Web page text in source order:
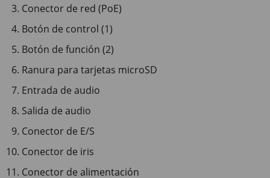
Conector de red (PoE)
Botón de control (1)
Botón de función (2)
Ranura para tarjetas microSD
Entrada de audio
Salida de audio
Conector de E/S
Conector de iris
Conector de alimentación